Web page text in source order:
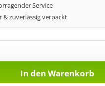
Service
& zuverlässig verpackt
In den Warenkorb